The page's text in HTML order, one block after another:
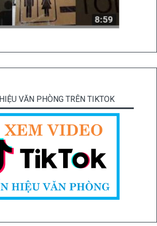
VĂN PHÒNG TRÊN TIKTOK